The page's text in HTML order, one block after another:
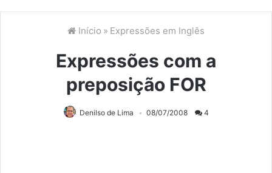
Início » Expressões em Inglês
Expressões com a
preposição FOR
Denilso de Lima 08/07/2008 4